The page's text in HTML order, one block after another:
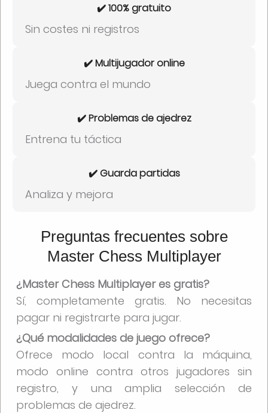
✔️ 100% gratuito
Sin costes ni registros
✔️ Multijugador online
Juega contra el mundo
✔️ Problemas de ajedrez
Entrena tu táctica
✔️ Guarda partidas
Analiza y mejora
Preguntas frecuentes sobre
Master Chess Multiplayer
¿Master Chess Multiplayer es gratis?
Sí, completamente gratis. No necesitas
pagar ni registrarte para jugar.
¿Qué modalidades de juego ofrece?
Ofrece modo local contra la máquina,
modo online contra otros jugadores sin
registro, y una amplia selección de
problemas de ajedrez.